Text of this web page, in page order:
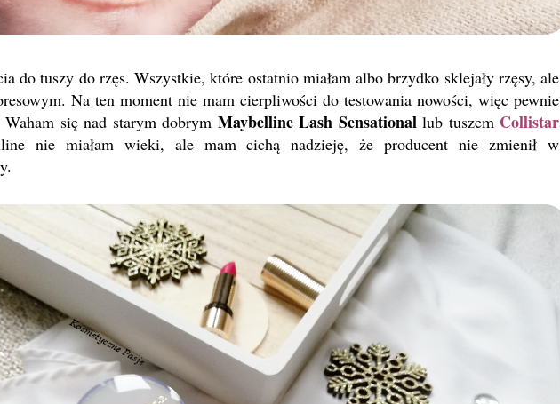
do tuszy do rzęs. Wszystkie, które ostatnio miałam albo brzydko sklejały rzęsy, ale
Na ten moment nie mam cierpliwości do testowania nowości, więc pewnie
się nad starym dobrym Maybelline Lash Sensationallub tuszem Collistar
nie miałam wieki, ale mam cichą nadzieję, że producent nie zmienił w